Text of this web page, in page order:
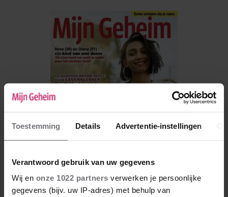
Toestemming Details Advertentie-instellingen
Verantwoord gebruik van uw gegevens
Wij en onze 1022 partners verwerken je persoonlijke
gegevens (bijv. uw IP-adres) met behulp van
De nieuwe Mijn Geheim ligt nu in de winkel